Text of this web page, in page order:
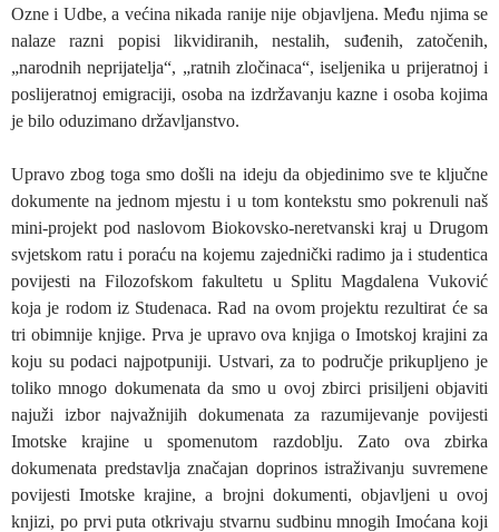
Ozne i Udbe, a većina nikada ranije nije objavljena. Među njima se
nalaze razni popisi likvidiranih, nestalih, suđenih, zatočenih,
„narodnih neprijatelja“, „ratnih zločinaca“, iseljenika u prijeratnoj i
poslijeratnoj emigraciji, osoba na izdržavanju kazne i osoba kojima
je bilo oduzimano državljanstvo.
Upravo zbog toga smo došli na ideju da objedinimo sve te ključne
dokumente na jednom mjestu i u tom kontekstu smo pokrenuli naš
mini-projekt pod naslovom Biokovsko-neretvanski kraj u Drugom
svjetskom ratu i poraću na kojemu zajednički radimo ja i studentica
povijesti na Filozofskom fakultetu u Splitu Magdalena Vuković
koja je rodom iz Studenaca. Rad na ovom projektu rezultirat će sa
tri obimnije knjige. Prva je upravo ova knjiga o Imotskoj krajini za
koju su podaci najpotpuniji. Ustvari, za to područje prikupljeno je
toliko mnogo dokumenata da smo u ovoj zbirci prisiljeni objaviti
najuži izbor najvažnijih dokumenata za razumijevanje povijesti
Imotske krajine u spomenutom razdoblju. Zato ova zbirka
dokumenata predstavlja značajan doprinos istraživanju suvremene
povijesti Imotske krajine, a brojni dokumenti, objavljeni u ovoj
knjizi, po prvi puta otkrivaju stvarnu sudbinu mnogih Imoćana koji